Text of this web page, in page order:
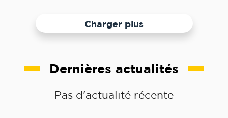
Charger plus
Dernières actualités
Pas d'actualité récente